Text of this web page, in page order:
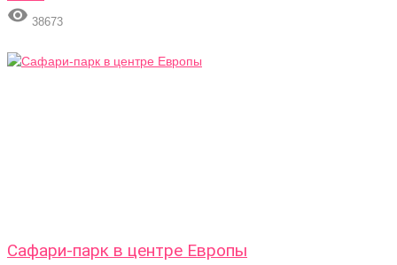
 38673
Сафари-парк в центре Европы